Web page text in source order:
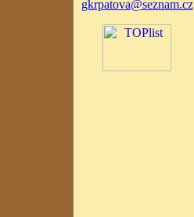
gkrpatova@seznam.cz